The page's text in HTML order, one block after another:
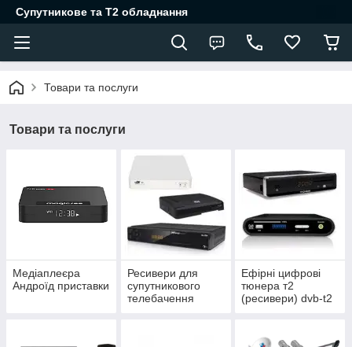
Супутникове та Т2 обладнання
Товари та послуги
Товари та послуги
Медіаплеєра
Андроїд приставки
Ресивери для
супутникового
телебачення
Ефірні цифрові
тюнера т2
(ресивери) dvb-t2